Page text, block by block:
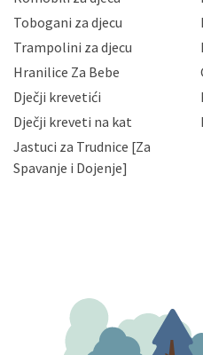
Vaših osobnih podataka
priopćavanje osobnih
zaposlenicima kojima su
slučajevima koji su
da možete u svako doba,
zatražiti prestanak
podataka. Opoziv privole
gore navedenu adresu ili
Tobogani za djecu
Trampolini za djecu
Hranilice Za Bebe
Dječji krevetići
Dječji kreveti na kat
Jastuci za Trudnice [Za
Spavanje i Dojenje]